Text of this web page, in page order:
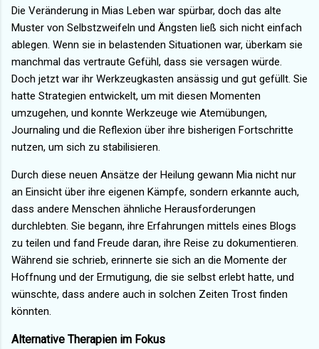
Die Veränderung in Mias Leben war spürbar, doch das alte
Muster von Selbstzweifeln und Ängsten ließ sich nicht einfach
ablegen. Wenn sie in belastenden Situationen war, überkam sie
manchmal das vertraute Gefühl, dass sie versagen würde.
Doch jetzt war ihr Werkzeugkasten ansässig und gut gefüllt. Sie
hatte Strategien entwickelt, um mit diesen Momenten
umzugehen, und konnte Werkzeuge wie Atemübungen,
Journaling und die Reflexion über ihre bisherigen Fortschritte
nutzen, um sich zu stabilisieren.
Durch diese neuen Ansätze der Heilung gewann Mia nicht nur
an Einsicht über ihre eigenen Kämpfe, sondern erkannte auch,
dass andere Menschen ähnliche Herausforderungen
durchlebten. Sie begann, ihre Erfahrungen mittels eines Blogs
zu teilen und fand Freude daran, ihre Reise zu dokumentieren.
Während sie schrieb, erinnerte sie sich an die Momente der
Hoffnung und der Ermutigung, die sie selbst erlebt hatte, und
wünschte, dass andere auch in solchen Zeiten Trost finden
könnten.
Alternative Therapien im Fokus